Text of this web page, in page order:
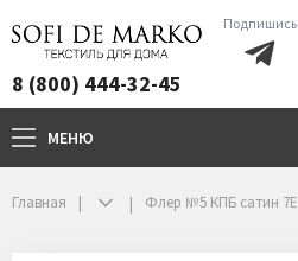
8 (800) 444-32-45
Подпишись
МЕНЮ
Главная Флер №5 КПБ сатин 7Е